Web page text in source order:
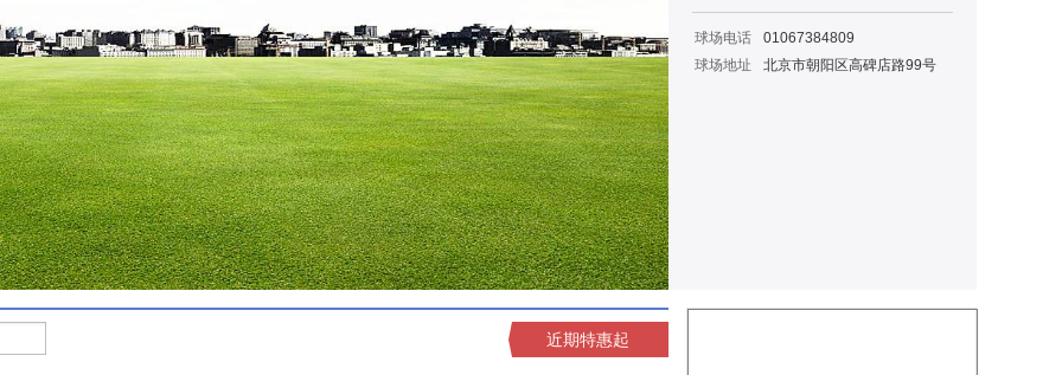
球场电话
01067384809
球场地址
北京市朝阳区高碑店路99号
近期特惠起